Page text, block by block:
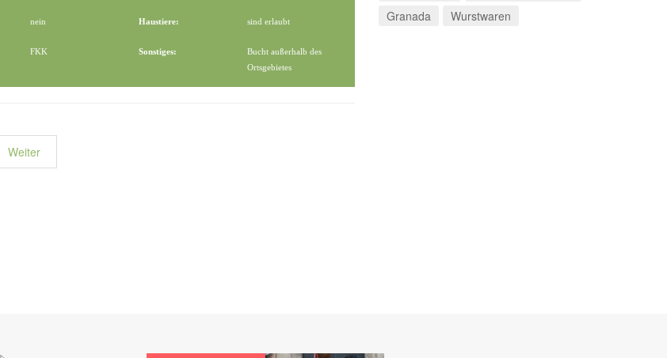
nein Haustiere: sind erlaubt
FKK Sonstiges:
Bucht außerhalb des
Ortsgebietes
Weiter
Granada
Wurstwaren